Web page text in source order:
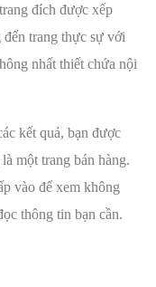
đích được xếp
trang thực sự với
nhất thiết chứa nội
kết quả, bạn được
một trang bán hàng.
vào để xem không
thông tin bạn cần.